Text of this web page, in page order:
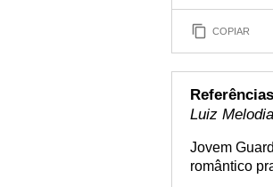
COPIAR
Referências
Luiz Melodia
Jovem
romântico